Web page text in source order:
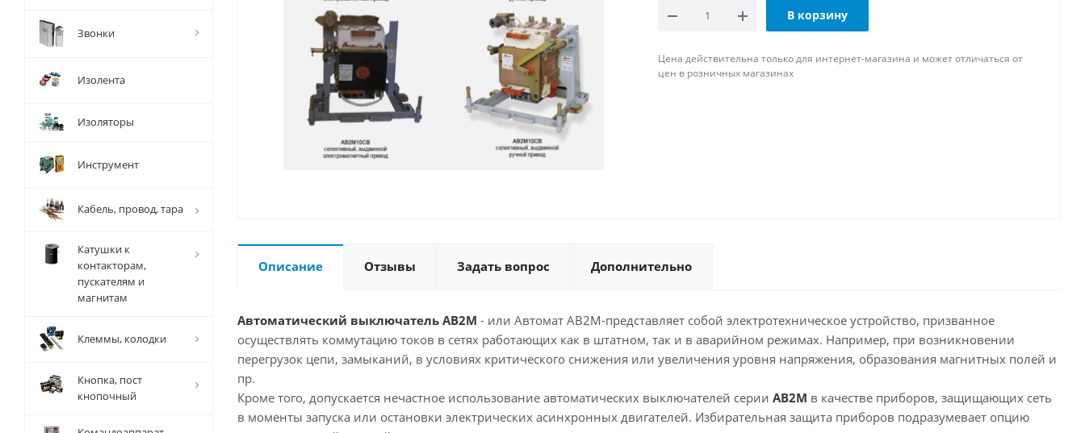
В корзину
Цена действительна только для интернет-магазина и может отличаться от
цен в розничных магазинах
Описание Отзывы Задать вопрос Дополнительно
Автоматический выключатель АВ2М - или Автомат АВ2М-представляет собой электротехническое устройство, призванное
осуществлять коммутацию токов в сетях работающих как в штатном, так и в аварийном режимах. Например, при возникновении
перегрузок цепи, замыканий, в условиях критического снижения или увеличения уровня напряжения, образования магнитных полей и
пр.
Кроме того, допускается нечастное использование автоматических выключателей серии АВ2М в качестве приборов, защищающих сеть
в моменты запуска или остановки электрических асинхронных двигателей. Избирательная защита приборов подразумевает опцию
Звонки
Изолента
Изоляторы
Инструмент
Кабель, провод, тара
Катушки к
контакторам,
пускателям и
магнитам
Клеммы, колодки
Кнопка, пост
кнопочный